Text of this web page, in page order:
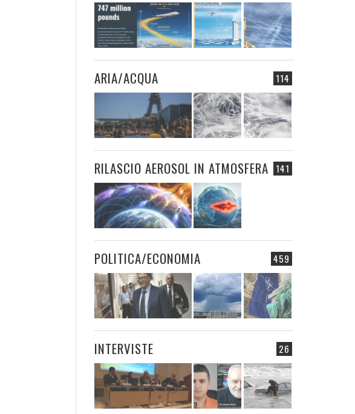
114
ARIA/ACQUA
141
RILASCIO AEROSOL IN ATMOSFERA
459
POLITICA/ECONOMIA
26
INTERVISTE